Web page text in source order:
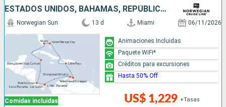
ESTADOS UNIDOS, BAHAMAS, REPÚBLICA DOMINICANA, ARUBA, PANAMÁ, COSTA RICA, ISLAS CAIMÁN
Comidas incluidas
Norwegian Sun 13 d Miami 06/11/2026
US$ 1,229 +Tasas
Animaciones Incluidas
Paquete WiFi*
Créditos para excursiones
Hasta 50% Off